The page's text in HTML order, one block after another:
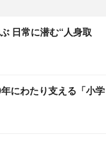
日常に潜む“人身取
にわたり支える「小学